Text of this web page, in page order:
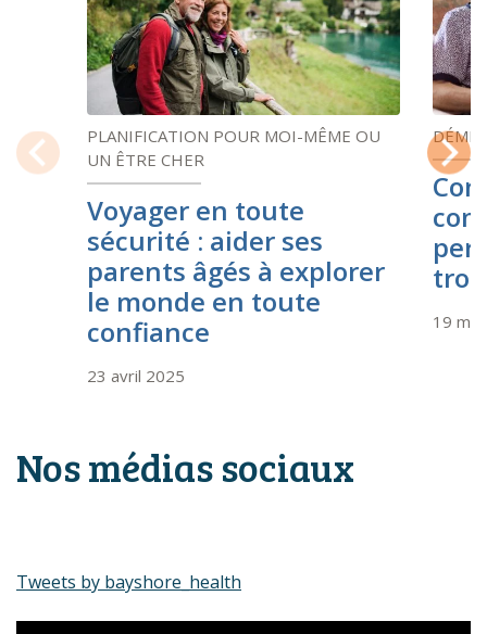
Previous
PLANIFICATION POUR MOI-MÊME OU
UN ÊTRE CHER
Voyager en toute
sécurité : aider ses
parents âgés à explorer
le monde en toute
confiance
23 avril 2025
19
Next
Nos médias sociaux
Tweets by bayshore_health